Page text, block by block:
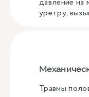
уретру,
Травмы